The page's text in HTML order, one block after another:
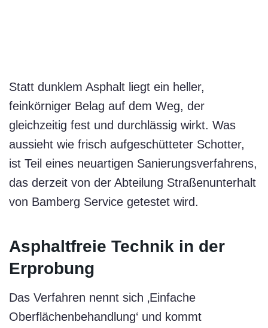
Statt dunklem Asphalt liegt ein heller,
feinkörniger Belag auf dem Weg, der
gleichzeitig fest und durchlässig wirkt. Was
aussieht wie frisch aufgeschütteter Schotter,
ist Teil eines neuartigen Sanierungsverfahrens,
das derzeit von der Abteilung Straßenunterhalt
von Bamberg Service getestet wird.
Asphaltfreie Technik in der
Erprobung
Das Verfahren nennt sich ‚Einfache
Oberflächenbehandlung‘ und kommt